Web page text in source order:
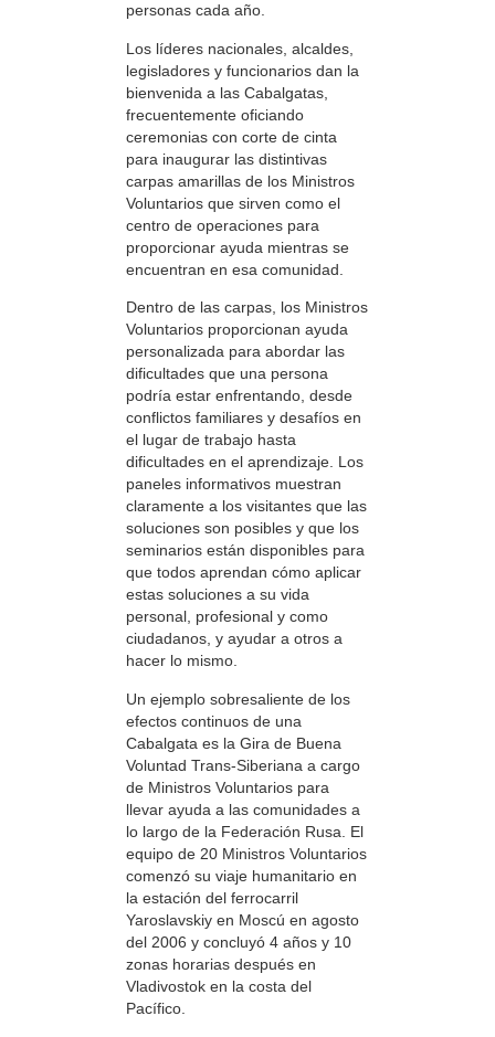
personas cada año.
Los líderes nacionales, alcaldes,
legisladores y funcionarios dan la
bienvenida a las Cabalgatas,
frecuentemente oficiando
ceremonias con corte de cinta
para inaugurar las distintivas
carpas amarillas de los Ministros
Voluntarios que sirven como el
centro de operaciones para
proporcionar ayuda mientras se
encuentran en esa comunidad.
Dentro de las carpas, los Ministros
Voluntarios proporcionan ayuda
personalizada para abordar las
dificultades que una persona
podría estar enfrentando, desde
conflictos familiares y desafíos en
el lugar de trabajo hasta
dificultades en el aprendizaje. Los
paneles informativos muestran
claramente a los visitantes que las
soluciones son posibles y que los
seminarios están disponibles para
que todos aprendan cómo aplicar
estas soluciones a su vida
personal, profesional y como
ciudadanos, y ayudar a otros a
hacer lo mismo.
Un ejemplo sobresaliente de los
efectos continuos de una
Cabalgata es la Gira de Buena
Voluntad Trans-Siberiana a cargo
de Ministros Voluntarios para
llevar ayuda a las comunidades a
lo largo de la Federación Rusa. El
equipo de 20 Ministros Voluntarios
comenzó su viaje humanitario en
la estación del ferrocarril
Yaroslavskiy en Moscú en agosto
del 2006 y concluyó 4 años y 10
zonas horarias después en
Vladivostok en la costa del
Pacífico.